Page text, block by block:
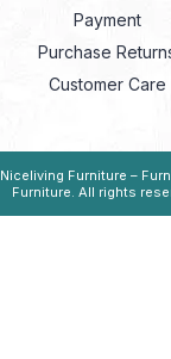
Payment
Purchase
Customer Care
Niceliving Furniture –
Furniture. All rights